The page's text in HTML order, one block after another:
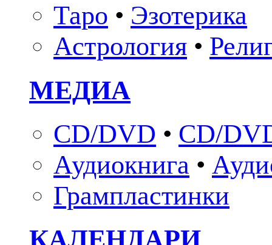
Таро • Эзотерика
Астрология •
МЕДИА
CD/DVD • CD/
Аудиокнига •
Грампластинки